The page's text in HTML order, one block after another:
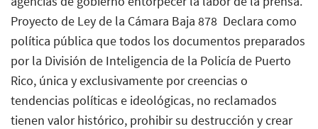
Proyecto de Ley de la Cámara Baja 878  Declara como
política pública que todos los documentos preparados
por la División de Inteligencia de la Policía de Puerto
Rico, única y exclusivamente por creencias o
tendencias políticas e ideológicas, no reclamados
tienen valor histórico, prohibir su destrucción y crear